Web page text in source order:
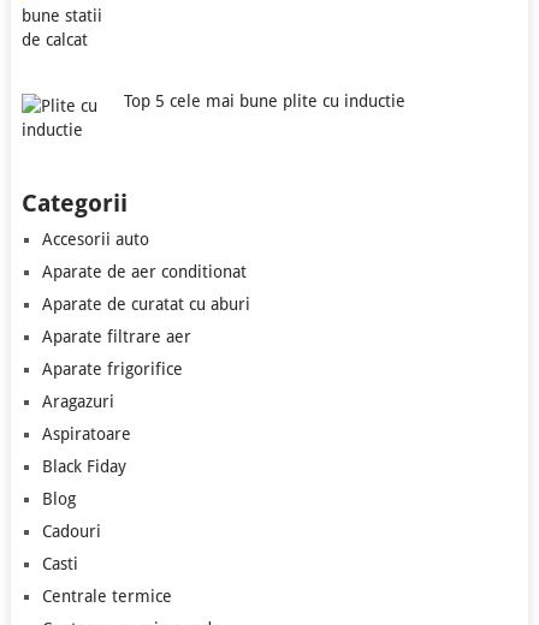
Top 5 cele mai bune plite cu inductie
Categorii
Accesorii auto
Aparate de aer conditionat
Aparate de curatat cu aburi
Aparate filtrare aer
Aparate frigorifice
Aragazuri
Aspiratoare
Black Fiday
Blog
Cadouri
Casti
Centrale termice